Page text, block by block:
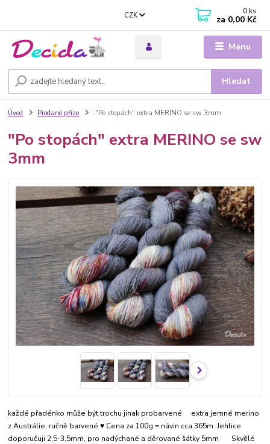
Menu
CZK
Hledat
0 ks
za 0,00 Kč
Úvod Prodané příze "Po stopách" extra MERINO se sw 3mm
"Po stopách" extra MERINO se sw
3mm
každé přadénko může být trochu jinak probarvené extra jemné merino
z Austrálie, ručně barvené ♥ Cena za 100g = návin cca 365m. Jehlice
doporučuji 2,5-3,5mm, pro nadýchané a děrované šátky 5mm Skvělé